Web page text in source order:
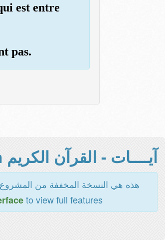
est entre
pas.
آيــــات - القرآن الكريم Holy Quran -
هذه هي النسخة المخففة من
to view full features